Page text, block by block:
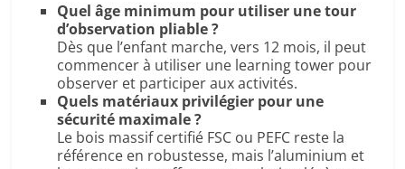
Quel âge minimum pour utiliser une tour
d’observation pliable ?
Dès que l’enfant marche, vers 12 mois, il peut
commencer à utiliser une learning tower pour
observer et participer aux activités.
Quels matériaux privilégier pour une
sécurité maximale ?
Le bois massif certifié FSC ou PEFC reste la
référence en robustesse, mais l’aluminium et